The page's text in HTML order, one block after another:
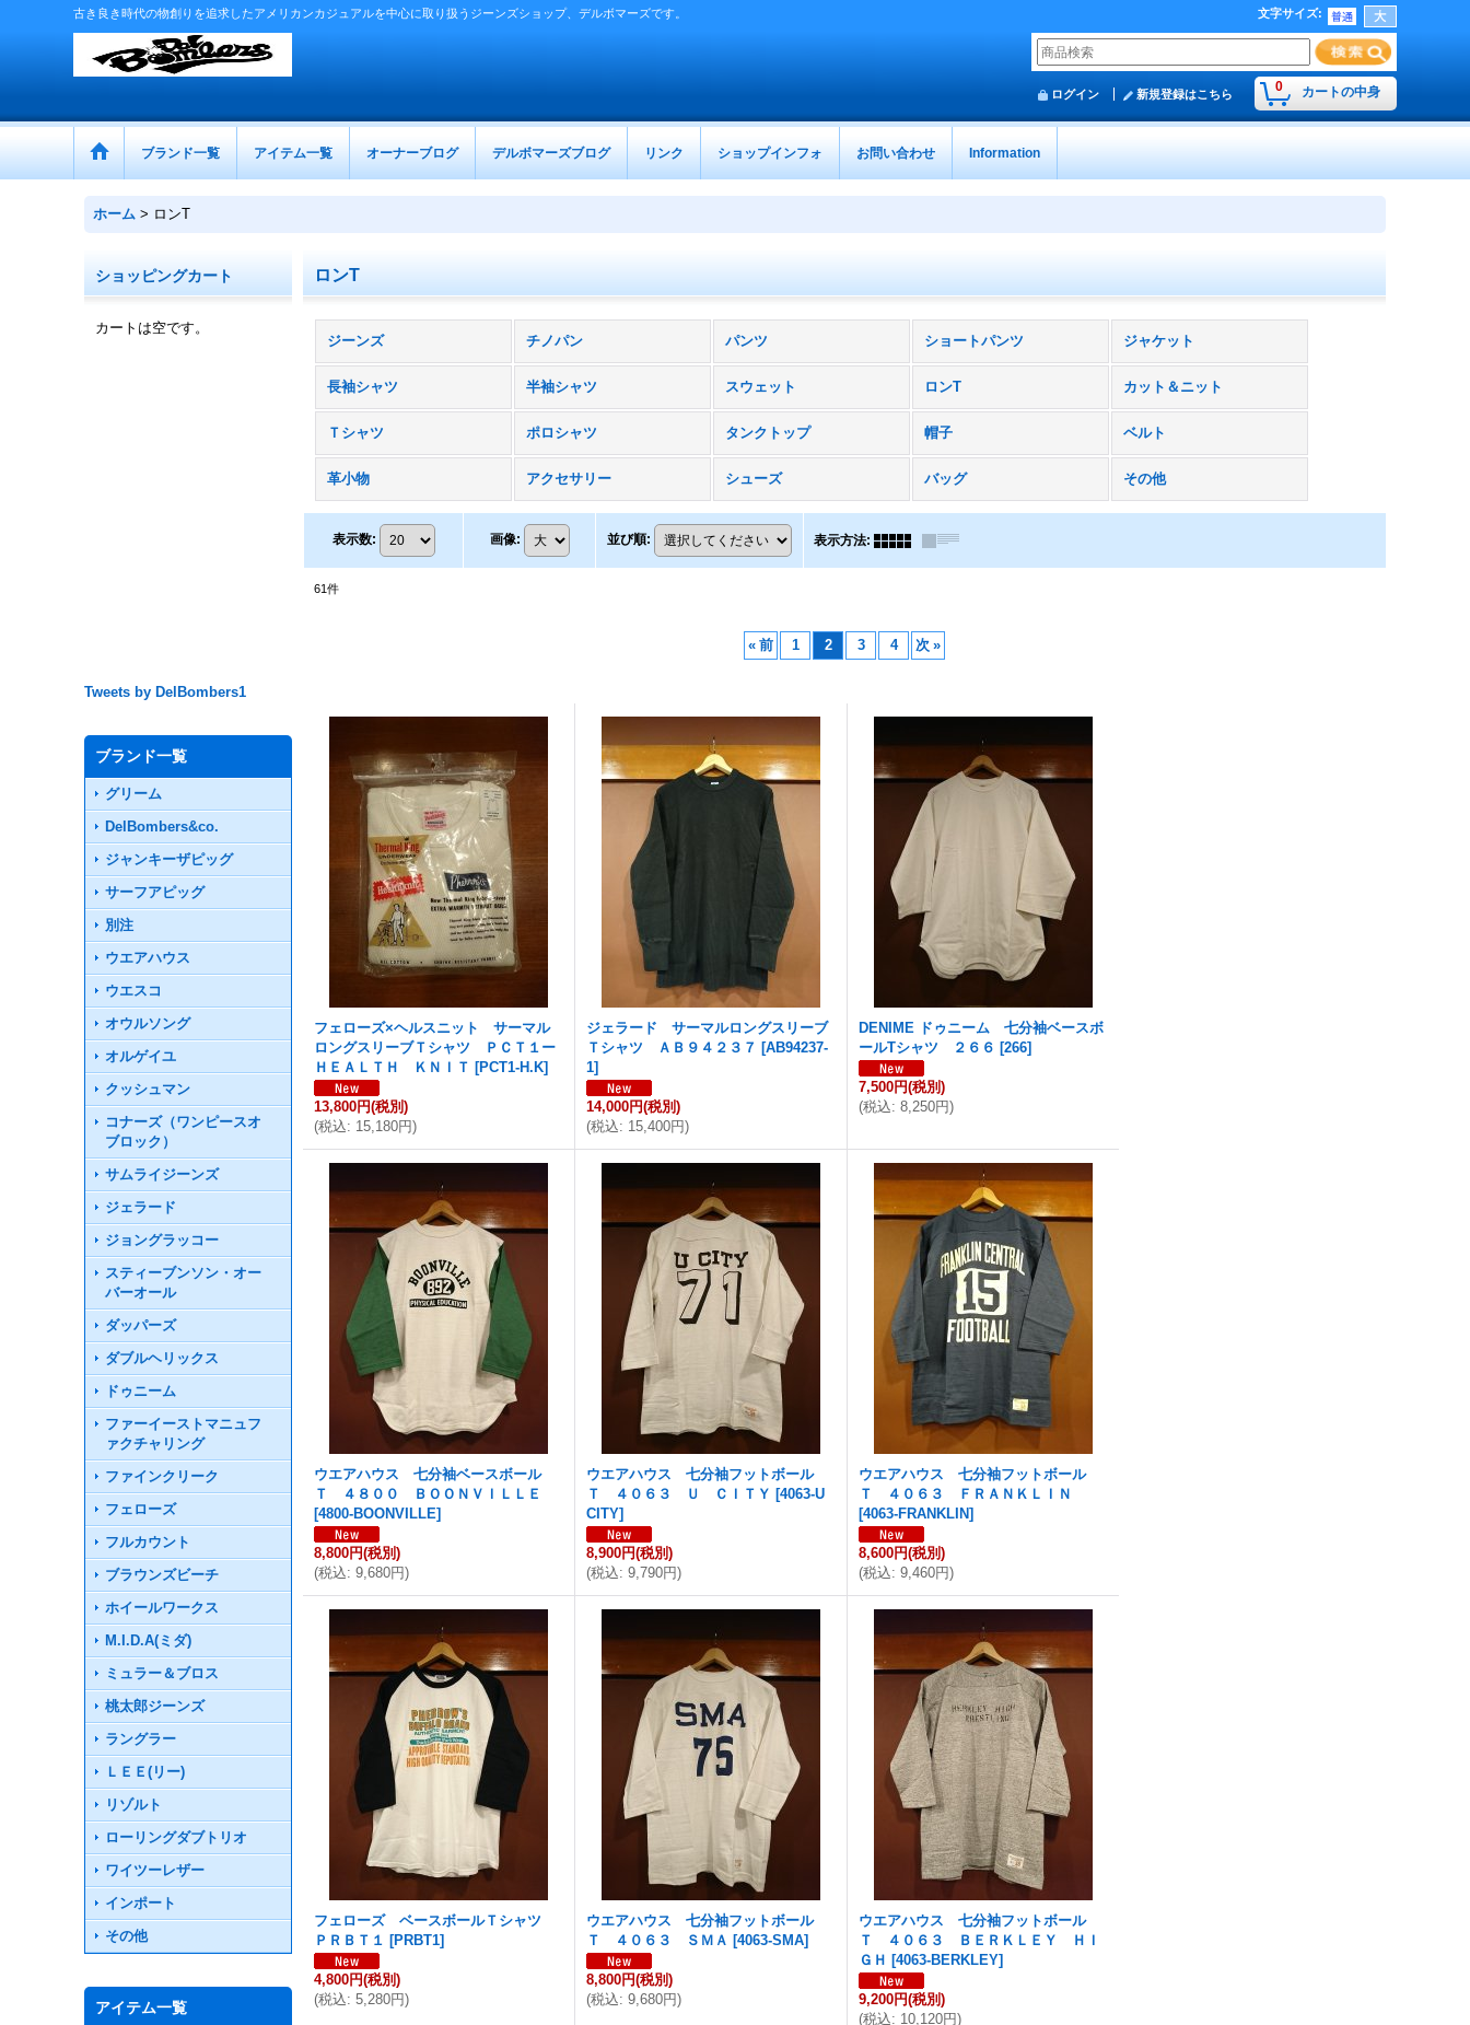
古き良き時代の物創りを追求したアメリカンカジュアルを中心に取り扱うジーンズショップ、デルボマーズです。 文字サイズ:
0 カートの中身
ログイン 新規登録はこちら
ブランド一覧 アイテム一覧 オーナーブログ デルボマーズブログ リンク ショップインフォ お問い合わせ Information
ホーム > ロンT
ショッピングカート
カートは空です。
Tweets by DelBombers1
ブランド一覧
グリーム
DelBombers&co.
ジャンキーザピッグ
サーフアピッグ
別注
ウエアハウス
ウエスコ
オウルソング
オルゲイユ
クッシュマン
コナーズ（ワンピースオ
ブロック）
サムライジーンズ
ジェラード
ジョングラッコー
スティーブンソン・オー
バーオール
ダッパーズ
ダブルヘリックス
ドゥニーム
ファーイーストマニュフ
ァクチャリング
ファインクリーク
フェローズ
フルカウント
ブラウンズビーチ
ホイールワークス
M.I.D.A(ミダ)
ミュラー＆ブロス
桃太郎ジーンズ
ラングラー
ＬＥＥ(リー)
リゾルト
ローリングダブトリオ
ワイツーレザー
インポート
その他
アイテム一覧
ロンT
ジーンズ チノパン パンツ ショートパンツ ジャケット
長袖シャツ 半袖シャツ スウェット ロンT カット＆ニット
Ｔシャツ ポロシャツ タンクトップ 帽子 ベルト
革小物 アクセサリー シューズ バッグ その他
表示数: 画像: 並び順: 表示方法:
61件
« 前 1 2 3 4 次 »
フェローズ×ヘルスニット サーマル
ロングスリーブＴシャツ ＰＣＴ１ー
ＨＥＡＬＴＨ ＫＮＩＴ [PCT1-H.K]
13,800円(税別)
(税込: 15,180円)
ジェラード サーマルロングスリーブ
Ｔシャツ ＡＢ９４２３７ [AB94237-
1]
14,000円(税別)
(税込: 15,400円)
DENIME ドゥニーム 七分袖ベースボ
ールTシャツ ２６６ [266]
7,500円(税別)
(税込: 8,250円)
ウエアハウス 七分袖ベースボール
Ｔ ４８００ ＢＯＯＮＶＩＬＬＥ
[4800-BOONVILLE]
8,800円(税別)
(税込: 9,680円)
ウエアハウス 七分袖フットボール
Ｔ ４０６３ Ｕ ＣＩＴＹ [4063-U
CITY]
8,900円(税別)
(税込: 9,790円)
ウエアハウス 七分袖フットボール
Ｔ ４０６３ ＦＲＡＮＫＬＩＮ
[4063-FRANKLIN]
8,600円(税別)
(税込: 9,460円)
フェローズ ベースボールＴシャツ
ＰＲＢＴ１ [PRBT1]
4,800円(税別)
(税込: 5,280円)
ウエアハウス 七分袖フットボール
Ｔ ４０６３ ＳＭＡ [4063-SMA]
8,800円(税別)
(税込: 9,680円)
ウエアハウス 七分袖フットボール
Ｔ ４０６３ ＢＥＲＫＬＥＹ ＨＩ
ＧＨ [4063-BERKLEY]
9,200円(税別)
(税込: 10,120円)